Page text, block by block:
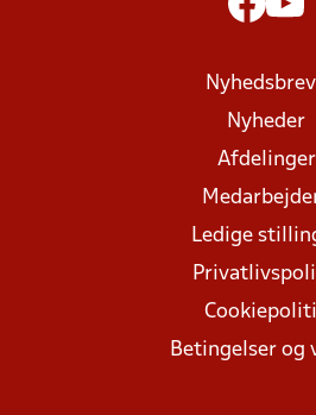
Nyheder
Afdelinger
Ledige
Betingelser og